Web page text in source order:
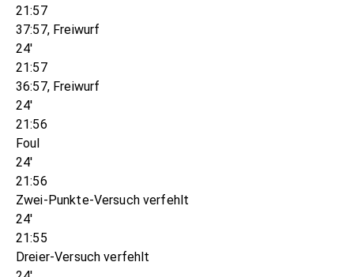
21:57
37:57, Freiwurf
24'
21:57
36:57, Freiwurf
24'
21:56
Foul
24'
21:56
Zwei-Punkte-Versuch verfehlt
24'
21:55
Dreier-Versuch verfehlt